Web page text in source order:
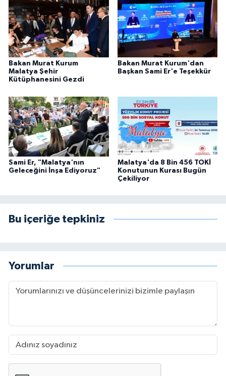
Bakan Murat Kurum
Malatya Şehir
Kütüphanesini Gezdi
Bakan Murat Kurum'dan
Başkan Sami Er'e Teşekkür
Sami Er, "Malatya'nın
Geleceğini İnşa Ediyoruz"
Malatya'da 8 Bin 456 TOKİ
Konutunun Kurası Bugün
Çekiliyor
Bu içeriğe tepkiniz
Yorumlar